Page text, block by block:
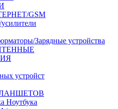
GSM
Зарядные устройства
устройст
Ноутбука